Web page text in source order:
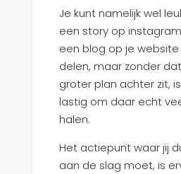
Je kunt namelijk wel
een story op
een blog op je website
delen, maar zonder
groter plan achter zit,
lastig om daar echt
halen.
Het actiepunt waar jij
aan de slag moet, is